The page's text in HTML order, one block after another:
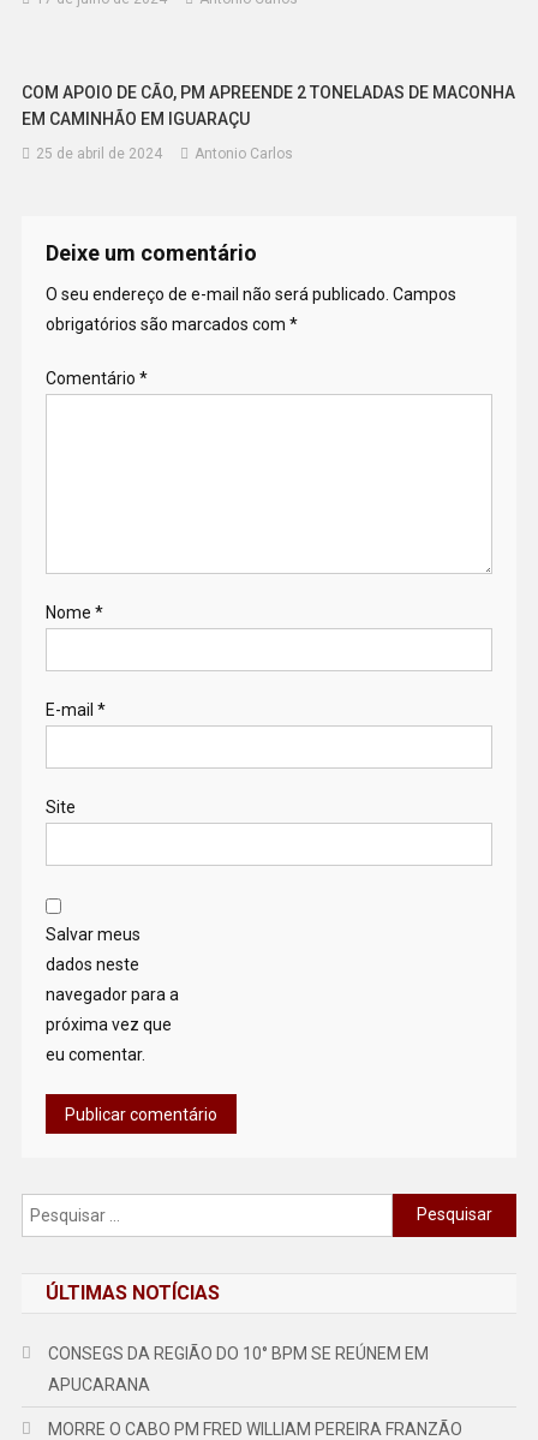
COM APOIO DE CÃO, PM APREENDE 2 TONELADAS DE MACONHA
EM CAMINHÃO EM IGUARAÇU
25 de abril de 2024 Antonio Carlos
Deixe um comentário
O seu endereço de e-mail não será publicado. Campos
obrigatórios são marcados com *
Comentário *
Nome *
E-mail *
Site
Salvar meus
dados neste
navegador para a
próxima vez que
eu comentar.
Pesquisar
por:
ÚLTIMAS NOTÍCIAS
CONSEGS DA REGIÃO DO 10° BPM SE REÚNEM EM
APUCARANA
MORRE O CABO PM FRED WILLIAM PEREIRA FRANZÃO